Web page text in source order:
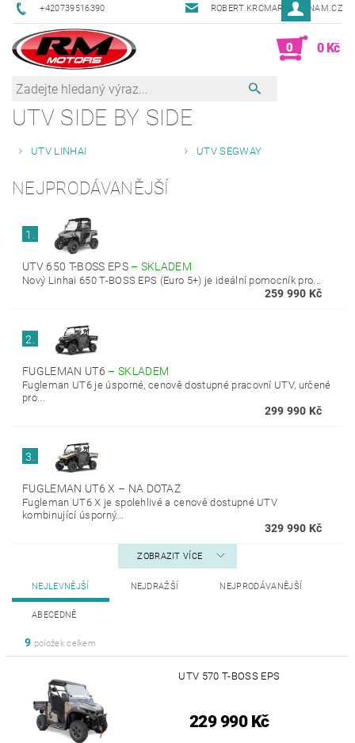
+420739516390 ROBERT.KRCMAR@SEZNAM.CZ
0 0 Kč
UTV SIDE BY SIDE
UTV LINHAI UTV SEGWAY
NEJPRODÁVANĚJŠÍ
1.
UTV 650 T-BOSS EPS – SKLADEM
Nový Linhai 650 T-BOSS EPS (Euro 5+) je ideální pomocník pro...
259 990 Kč
2.
FUGLEMAN UT6 – SKLADEM
Fugleman UT6 je úsporné, cenově dostupné pracovní UTV, určené
pro...
299 990 Kč
3.
FUGLEMAN UT6 X – NA DOTAZ
Fugleman UT6 X je spolehlivé a cenově dostupné UTV
kombinující úsporný...
329 990 Kč
ZOBRAZIT VÍCE
NEJLEVNĚJŠÍ NEJDRAŽŠÍ NEJPRODÁVANĚJŠÍ
ABECEDNĚ
9 položek celkem
UTV 570 T-BOSS EPS
229 990 Kč